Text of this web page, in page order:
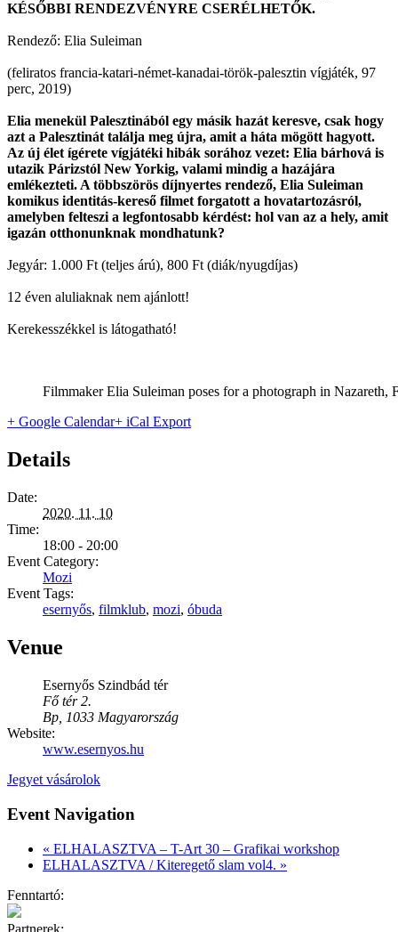
KÉSŐBBI RENDEZVÉNYRE CSERÉLHETŐK.
Rendező: Elia Suleiman
(feliratos francia-katari-német-kanadai-török-palesztin vígjáték, 97
perc, 2019)
Elia menekül Palesztinából egy másik hazát keresve, csak hogy
azt a Palesztinát találja meg újra, amit a háta mögött hagyott.
Az új élet ígérete vígjátéki hibák sorához vezet: Elia bárhová is
utazik Párizstól New Yorkig, valami mindig a hazájára
emlékezteti. A többszörös díjnyertes rendező, Elia Suleiman
komikus identitás-kereső filmet forgatott a hovatartozásról,
amelyben felteszi a legfontosabb kérdést: hol van az a hely, amit
igazán otthonunknak mondhatunk?
Jegyár: 1.000 Ft (teljes árú), 800 Ft (diák/nyugdíjas)
12 éven aluliaknak nem ajánlott!
Kerekesszékkel is látogatható!
Filmmaker Elia Suleiman poses for a photograph in Nazareth,
+ Google Calendar+ iCal Export
Details
Date:
2020. 11. 10
Time:
18:00 - 20:00
Event Category:
Mozi
Event Tags:
esernyős, filmklub, mozi, óbuda
Venue
Esernyős Szindbád tér
Fő tér 2.
Bp 1033 Magyarország
Website:
www.esernyos.hu
Jegyet vásárolok
Event Navigation
« ELHALASZTVA – T-Art 30 – Grafikai workshop
ELHALASZTVA / Kiteregető slam vol4. »
Fenntartó:
Partnerek: